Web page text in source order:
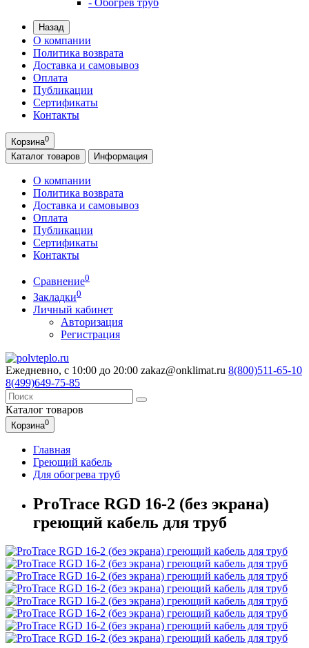
- Обогрев труб
Назад
О компании
Политика возврата
Доставка и самовывоз
Оплата
Публикации
Сертификаты
Контакты
Корзина0
Каталог товаров Информация
О компании
Политика возврата
Доставка и самовывоз
Оплата
Публикации
Сертификаты
Контакты
Сравнение0
Закладки0
Личный кабинет
Авторизация
Регистрация
Ежедневно, с 10:00 до 20:00 zakaz@onklimat.ru 8(800)511-65-10
8(499)649-75-85
Каталог товаров
Корзина0
Главная
Греющий кабель
Для обогрева труб
ProTrace RGD 16-2 (без экрана)
греющий кабель для труб